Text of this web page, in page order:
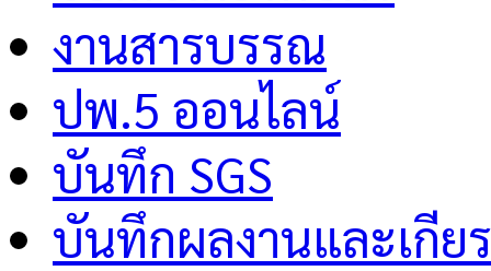
งานสารบรรณ
ปพ.5 ออนไลน์
บันทึก SGS
บันทึกผลงานและเกีย